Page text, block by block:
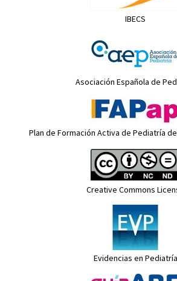
IBECS
Asociación Española de
Plan de Formación Activa de Pediatría
Creative Commons
Evidencias en Pediatría